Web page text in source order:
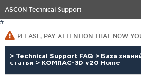
ASCON Technical Support
#
PLEASE, PAY ATTENTION THAT NOW
> Technical Support FAQ > База
статьи > КОМПАС-3D v20 Home